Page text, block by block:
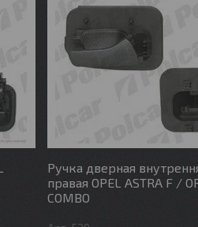
Ручка дверная
правая OPEL ASTRA F /
COMBO